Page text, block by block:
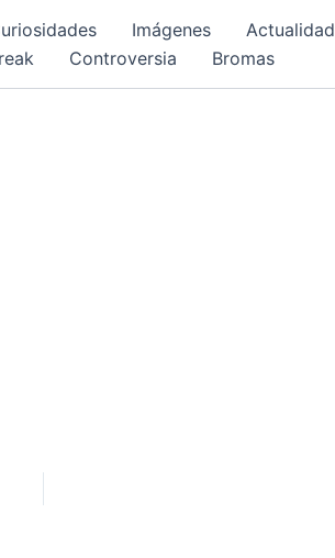
Imágenes Actualidad
Controversia Bromas